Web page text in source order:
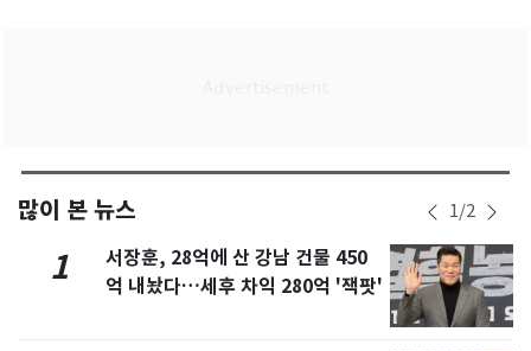
많이 본 뉴스 1/2
1
서장훈, 28억에 산 강남 건물 450
억 내놨다…세후 차익 280억 '잭팟'